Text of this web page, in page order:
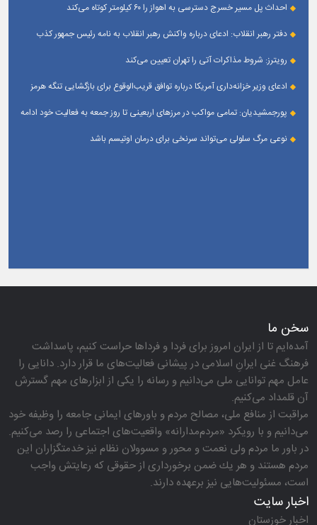
احداث پل مسیر خسرج دسترسی به اهواز را ۶۰ کیلومتر کوتاه می‌کند
دفتر رهبر انقلاب: ادعای درباره واکنش رهبر انقلاب به نامه رئیس جمهور کذب
رویترز: شروط مذاکرات آتی را تهران تعیین می‌کند
ادعای وزیر خزانه‌داری آمریکا درباره توافق قریب‌الوقوع برای بازگشایی تنگه هرمز
پورجمشیدیان: تمامی مواکب در مرزهای اربعینی تا روز جمعه به فعالیت خود ادامه
نوعی مرگ سلولی می‌تواند سرنخی برای درمان اوتیسم باشد
سخن ما
آمده‌ایم تا از ایران امروز برای فردا و فرداها حراست كنیم، پاسداشت
فرهنگ غنی ایرانِ اسلامی در پیشانی فعالیت‌های ما قرار دارد. دانایی را
عامل مهم توانایی ملی می‌دانیم و رسانه را یكی از ابزارهای مهم گسترش
آن قلمداد می‌كنیم.
مراقبت از منافع ملی، مصالح مردم و باورهای ایمانی جامعه را وظیفه خود
می‌دانیم و با رویكرد «مردم‌مدارانه‌» واقعیت‌های اجتماعی را رصد می‌كنیم.
در باور ما مردم ولی نعمت و محور و مسوولان نظام نیز خدمتگزاران این
مردم هستند و هر یك ضمن برخورداری از حقوقی كه رعایتش واجب
است، مسئولیت‌هایی نیز برعهده دارند.
اخبار سایت
اخبار خوزستان